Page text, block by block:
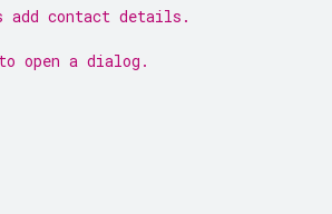
contact details.
open a dialog.